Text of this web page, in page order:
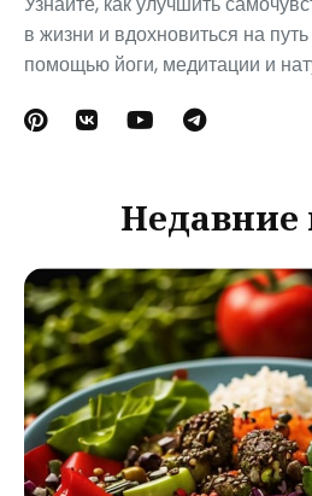
в жизни и вдохновиться на
помощью йоги, медитации и
Недавние